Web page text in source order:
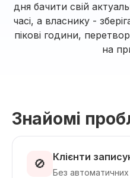
дня бачити свій
часі, а власнику -
пікові години,
на
Знайомі
🚫 Клієнти
Без